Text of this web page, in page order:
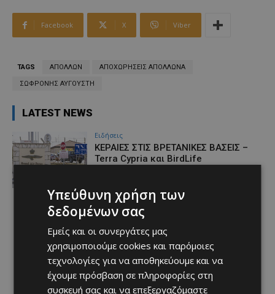
Facebook X Viber
TAGS ΑΠΟΛΛΩΝ ΑΠΟΧΩΡΗΣΕΙΣ ΑΠΟΛΛΩΝΑ
ΣΩΦΡΟΝΗΣ ΑΥΓΟΥΣΤΗ
LATEST NEWS
Ειδήσεις
ΚΕΡΑΙΕΣ ΣΤΙΣ ΒΡΕΤΑΝΙΚΕΣ ΒΑΣΕΙΣ –
Terra Cypria και BirdLife
προσοχή»
Afentiko - 07/08/2026
Υπεύθυνη χρήση των
δεδομένων σας
Εμείς και οι συνεργάτες μας
χρησιμοποιούμε cookies και παρόμοιες
τεχνολογίες για να αποθηκεύουμε και να
έχουμε πρόσβαση σε πληροφορίες στη
συσκευή σας και να επεξεργαζόμαστε